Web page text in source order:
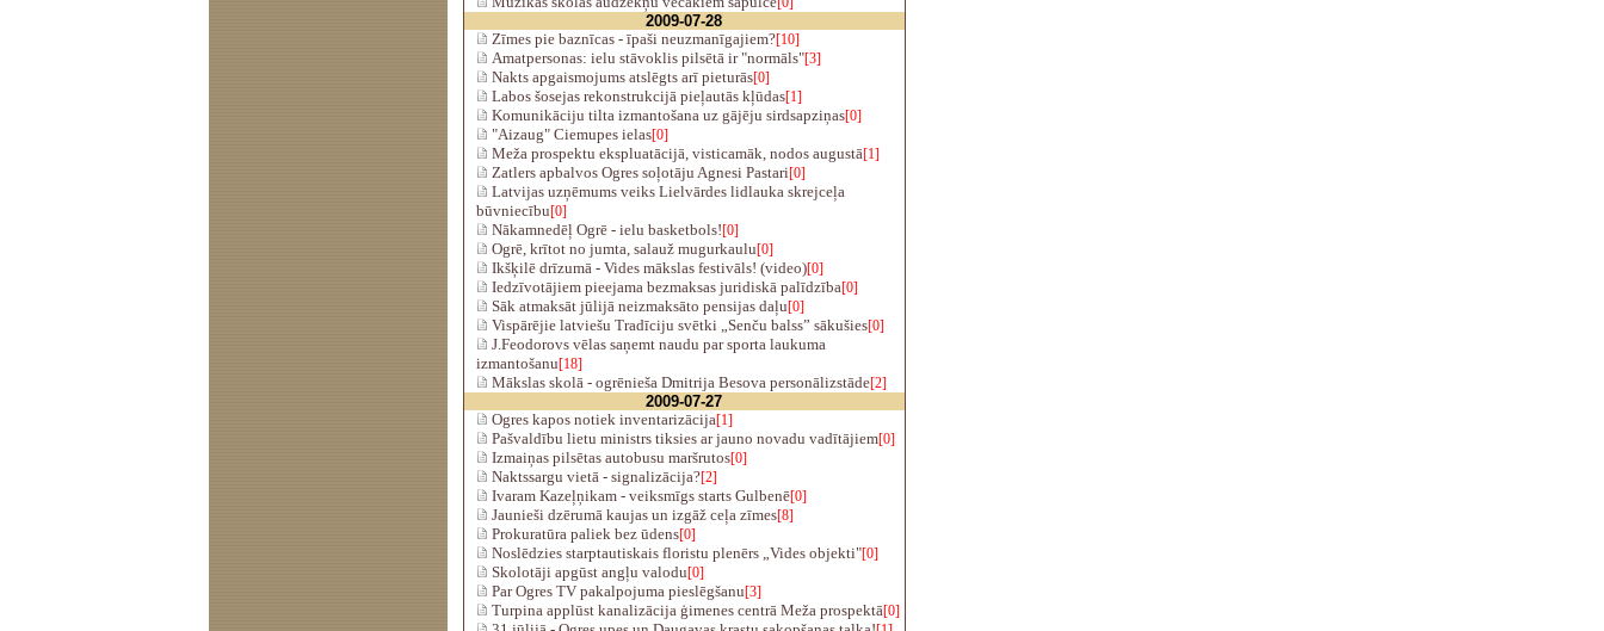
2009-07-28
Zīmes pie baznīcas - īpaši neuzmanīgajiem?[10]
Amatpersonas: ielu stāvoklis pilsētā ir "normāls"[3]
Nakts apgaismojums atslēgts arī pieturās[0]
Labos šosejas rekonstrukcijā pieļautās kļūdas[1]
Komunikāciju tilta izmantošana uz gājēju sirdsapziņas[0]
"Aizaug" Ciemupes ielas[0]
Meža prospektu ekspluatācijā, visticamāk, nodos augustā[1]
Zatlers apbalvos Ogres soļotāju Agnesi Pastari[0]
Latvijas uzņēmums veiks Lielvārdes lidlauka skrejceļa
būvniecību[0]
Nākamnedēļ Ogrē - ielu basketbols![0]
Ogrē, krītot no jumta, salauž mugurkaulu[0]
Ikšķilē drīzumā - Vides mākslas festivāls! (video)[0]
Iedzīvotājiem pieejama bezmaksas juridiskā palīdzība[0]
Sāk atmaksāt jūlijā neizmaksāto pensijas daļu[0]
Vispārējie latviešu Tradīciju svētki „Senču balss” sākušies[0]
J.Feodorovs vēlas saņemt naudu par sporta laukuma
izmantošanu[18]
Mākslas skolā - ogrēnieša Dmitrija Besova personālizstāde[2]
2009-07-27
Ogres kapos notiek inventarizācija[1]
Pašvaldību lietu ministrs tiksies ar jauno novadu vadītājiem[0]
Izmaiņas pilsētas autobusu maršrutos[0]
Naktssargu vietā - signalizācija?[2]
Ivaram Kazeļņikam - veiksmīgs starts Gulbenē[0]
Jaunieši dzērumā kaujas un izgāž ceļa zīmes[8]
Prokuratūra paliek bez ūdens[0]
Noslēdzies starptautiskais floristu plenērs „Vides objekti"[0]
Skolotāji apgūst angļu valodu[0]
Par Ogres TV pakalpojuma pieslēgšanu[3]
Turpina applūst kanalizācija ģimenes centrā Meža prospektā[0]